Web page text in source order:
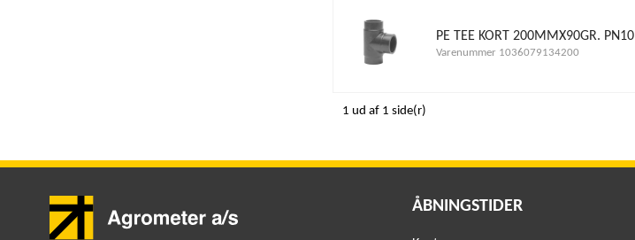
PE TEE KORT 200MMX90GR. PN10
Varenummer 1036079134200
1 ud af 1 side(r)
ÅBNINGSTIDER